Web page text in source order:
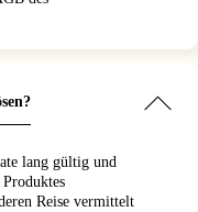
lang gültig und
Reise vermittelt